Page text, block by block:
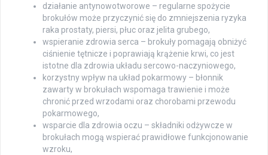
działanie antynowotworowe – regularne spożycie
brokułów może przyczynić się do zmniejszenia ryzyka
raka prostaty, piersi, płuc oraz jelita grubego,
wspieranie zdrowia serca – brokuły pomagają obniżyć
ciśnienie tętnicze i poprawiają krążenie krwi, co jest
istotne dla zdrowia układu sercowo-naczyniowego,
korzystny wpływ na układ pokarmowy – błonnik
zawarty w brokułach wspomaga trawienie i może
chronić przed wrzodami oraz chorobami przewodu
pokarmowego,
wsparcie dla zdrowia oczu – składniki odżywcze w
brokułach mogą wspierać prawidłowe funkcjonowanie
wzroku,